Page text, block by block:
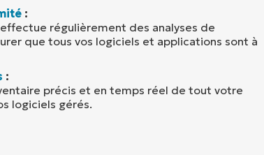
:
régulièrement des analyses de
que tous vos logiciels et applications sont à
:
précis et en temps réel de tout votre
logiciels gérés.